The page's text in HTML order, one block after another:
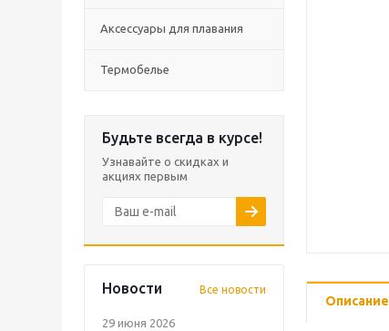
Аксессуары для плавания
Термобелье
Будьте всегда в курсе!
Узнавайте о скидках и
акциях первым
Новости Все новости
29 июня 2026
Описание